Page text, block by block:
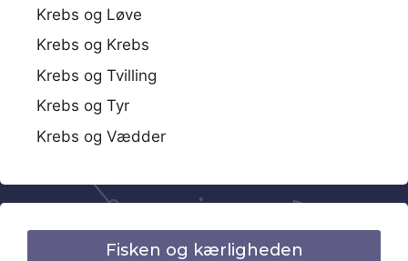
Krebs og Løve
Krebs og Krebs
Krebs og Tvilling
Krebs og Tyr
Krebs og Vædder
Fisken og kærligheden